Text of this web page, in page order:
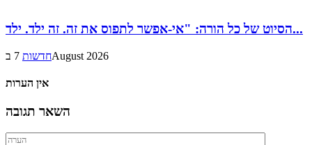
הסיוט של כל הורה: "אי-אפשר לתפוס את זה. זה ילד. ילד...
חדשות7 בAugust 2026
אין הערות
השאר תגובה